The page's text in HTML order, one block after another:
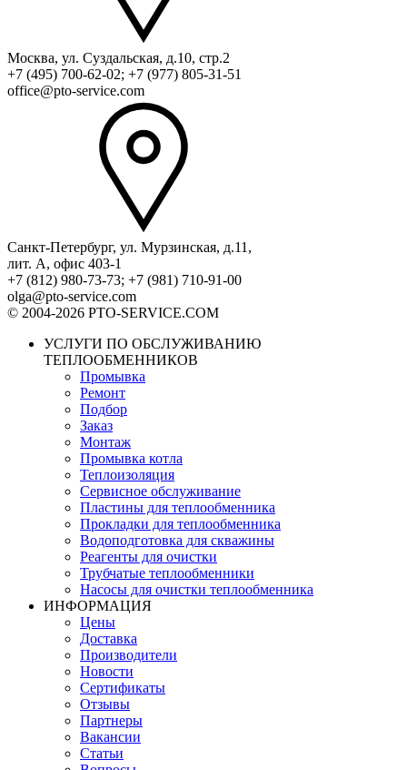
Москва, ул. Суздальская, д.10, стр.2
+7 (495) 700-62-02; +7 (977) 805-31-51
office@pto-service.com
Санкт-Петербург, ул. Мурзинская, д.11,
лит. А, офис 403-1
+7 (812) 980-73-73; +7 (981) 710-91-00
olga@pto-service.com
© 2004-2026 PTO-SERVICE.COM
УСЛУГИ ПО ОБСЛУЖИВАНИЮ
ТЕПЛООБМЕННИКОВ
Промывка
Ремонт
Подбор
Заказ
Монтаж
Промывка котла
Теплоизоляция
Сервисное обслуживание
Пластины для теплообменника
Прокладки для теплообменника
Водоподготовка для скважины
Реагенты для очистки
Трубчатые теплообменники
Насосы для очистки теплообменника
ИНФОРМАЦИЯ
Цены
Доставка
Производители
Новости
Сертификаты
Отзывы
Партнеры
Вакансии
Статьи